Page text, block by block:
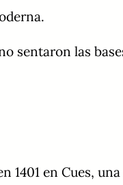
sentaron las
en Cues,